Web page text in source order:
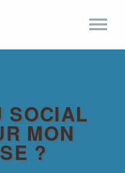
SOCIAL
MON
?